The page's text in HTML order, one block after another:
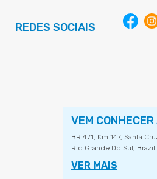
REDES SOCIAIS
VEM CONHECER
BR 471, Km 147, Santa
Rio Grande Do Sul,
VER MAIS